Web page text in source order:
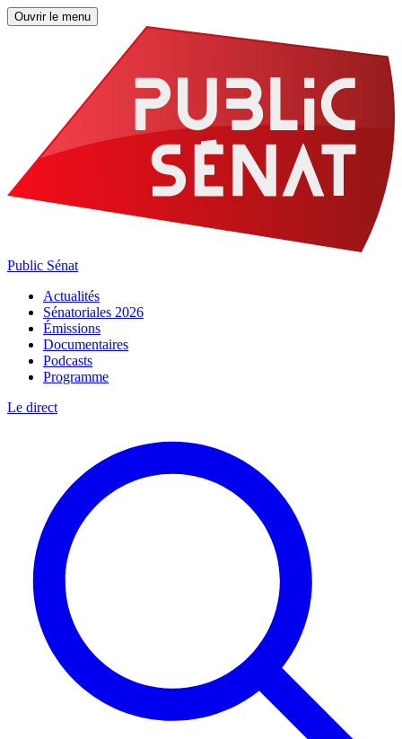
Ouvrir le menu
Public Sénat
Actualités
Sénatoriales 2026
Émissions
Documentaires
Podcasts
Programme
Le direct